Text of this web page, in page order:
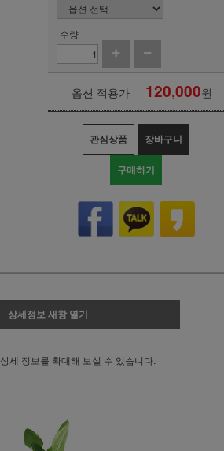
수량
옵션 적용가 120,000원
관심상품 장바구니
구매하기
상세정보 새창 열기
상세 정보를 확대해 보실 수 있습니다.